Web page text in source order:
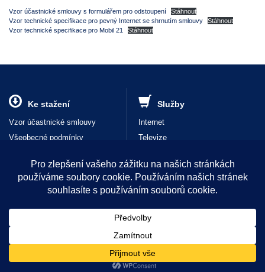
Vzor účastnické smlouvy s formulářem pro odstoupení
Stáhnout
Vzor technické specifikace pro pevný Internet se shrnutím smlouvy
Stáhnout
Vzor technické specifikace pro Mobil 21
Stáhnout
Ke stažení
Vzor účastnické smlouvy
Všeobecné podmínky
Podmínky přenositelnosti služeb
Typy rozhraní
Služby
Internet
Televize
Ostatní služby
Zákaznická zóna
© 2026 eHAMnet, s.r.o. | Společnost zapsána v obchodním rejstříku Městského
soudu v Praze, oddíl C, vložka 147999